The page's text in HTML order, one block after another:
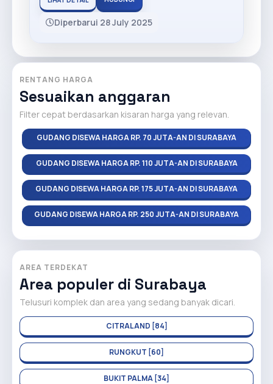
Diperbarui 28 July 2025
RENTANG HARGA
Sesuaikan anggaran
Filter cepat berdasarkan kisaran harga yang relevan.
GUDANG DISEWA HARGA RP. 70 JUTA-AN DI SURABAYA
GUDANG DISEWA HARGA RP. 110 JUTA-AN DI SURABAYA
GUDANG DISEWA HARGA RP. 175 JUTA-AN DI SURABAYA
GUDANG DISEWA HARGA RP. 250 JUTA-AN DI SURABAYA
AREA TERDEKAT
Area populer di Surabaya
Telusuri komplek dan area yang sedang banyak dicari.
CITRALAND [84]
RUNGKUT [60]
BUKIT PALMA [34]